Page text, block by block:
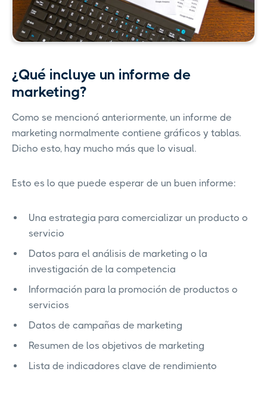
¿Qué incluye un informe de
marketing?
Como se mencionó anteriormente, un informe de
marketing normalmente contiene gráficos y tablas.
Dicho esto, hay mucho más que lo visual.
Esto es lo que puede esperar de un buen informe:
Una estrategia para comercializar un producto o
servicio
Datos para el análisis de marketing o la
investigación de la competencia
Información para la promoción de productos o
servicios
Datos de campañas de marketing
Resumen de los objetivos de marketing
Lista de indicadores clave de rendimiento